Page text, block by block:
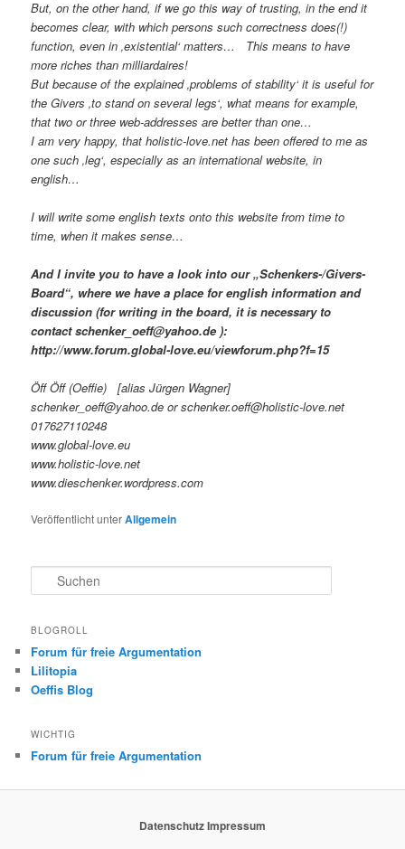
But, on the other hand, if we go this way of trusting, in the end it
becomes clear, with which persons such correctness does(!)
function, even in ‚existential‘ matters… This means to have
more riches than milliardaires!
But because of the explained ‚problems of stability‘ it is useful for
the Givers ‚to stand on several legs‘, what means for example,
that two or three web-addresses are better than one…
I am very happy, that holistic-love.net has been offered to me as
one such ‚leg‘, especially as an international website, in
english…
I will write some english texts onto this website from time to
time, when it makes sense…
And I invite you to have a look into our „Schenkers-/Givers-
Board“, where we have a place for english information and
discussion (for writing in the board, it is necessary to
contact schenker_oeff@yahoo.de ):
http://www.forum.global-love.eu/viewforum.php?f=15
Öff Öff (Oeffie) [alias Jürgen Wagner]
schenker_oeff@yahoo.de or schenker.oeff@holistic-love.net
017627110248
www.global-love.eu
www.holistic-love.net
www.dieschenker.wordpress.com
Veröffentlicht unterAllgemein
u
h
n
BLOGROLL
Forum für freie Argumentation
Lilitopia
Oeffis Blog
WICHTIG
Forum für freie Argumentation
DatenschutzImpressum